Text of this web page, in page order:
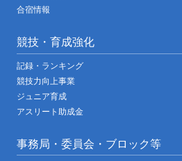
合宿情報
競技・育成強化
記録・ランキング
競技力向上事業
ジュニア育成
アスリート助成金
事務局・委員会・ブロック等